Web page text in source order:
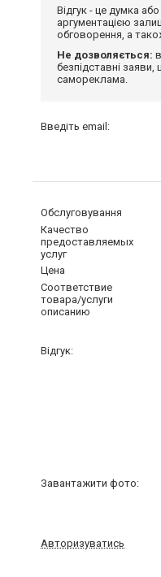
Відгук - це думка
аргументацією
обговорення, а
Не дозволяється:
безпідставні
самореклама.
Введіть email:
Обслуговування
Качество
предоставляемых
услуг
Цена
Соответствие
товара/услуги
описанию
Відгук:
Завантажити фото:
Авторизуватись